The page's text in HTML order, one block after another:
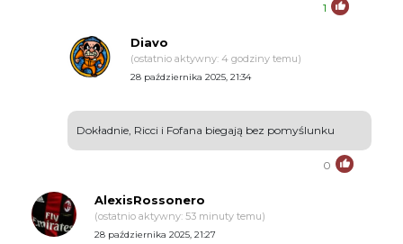
1
Diavo
(ostatnio aktywny: 4 godziny temu)
28 października 2025, 21:34
Dokładnie, Ricci i Fofana biegają bez pomyślunku
0
AlexisRossonero
(ostatnio aktywny: 53 minuty temu)
28 października 2025, 21:27